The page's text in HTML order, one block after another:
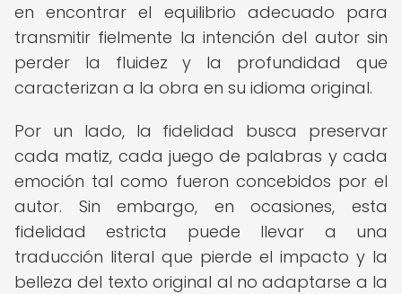
en encontrar el equilibrio adecuado para
transmitir fielmente la intención del autor sin
perder la fluidez y la profundidad que
caracterizan a la obra en su idioma original.
Por un lado, la fidelidad busca preservar
cada matiz, cada juego de palabras y cada
emoción tal como fueron concebidos por el
autor. Sin embargo, en ocasiones, esta
fidelidad estricta puede llevar a una
traducción literal que pierde el impacto y la
belleza del texto original al no adaptarse a la